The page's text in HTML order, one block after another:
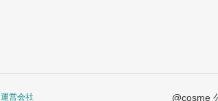
運営会社 @cosme